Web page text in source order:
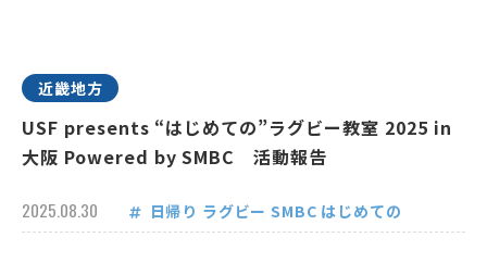
近畿地方
USF presents “はじめての”ラグビー教室 2025 in
大阪 Powered by SMBC 活動報告
2025.08.30 日帰り ラグビー SMBC はじめての